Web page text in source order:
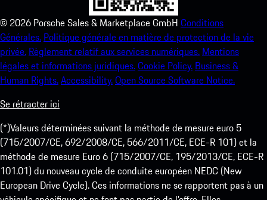
© 2026 Porsche Sales & Marketplace GmbH Conditions
Générales. Politique générale en matière de protection de la vie
privée. Règlement relatif aux services numériques. Mentions
légales et informations juridiques.Cookie Policy. Business &
Human Rights.Accessibility.Open Source Software Notice.
Se rétracter ici
(*)Valeurs déterminées suivant la méthode de mesure euro 5
(715/2007/CE, 692/2008/CE, 566/2011/CE, ECE-R 101) et la
méthode de mesure Euro 6 (715/2007/CE, 195/2013/CE, ECE-R
101.01) du nouveau cycle de conduite européen NEDC (New
European Drive Cycle). Ces informations ne se rapportent pas à un